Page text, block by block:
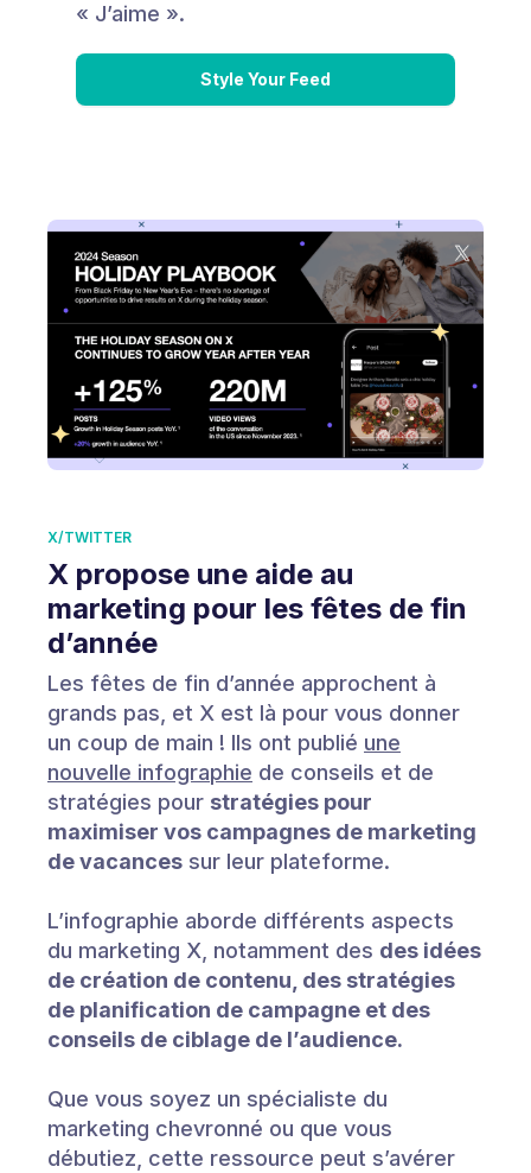
« J’aime ».
Style Your Feed
X/TWITTER
X propose une aide au
marketing pour les fêtes de fin
d’année
Les fêtes de fin d’année approchent à
grands pas, et X est là pour vous donner
un coup de main ! Ils ont publié une
nouvelle infographie de conseils et de
stratégies pour stratégies pour
maximiser vos campagnes de marketing
de vacances sur leur plateforme.
L’infographie aborde différents aspects
du marketing X, notamment des des idées
de création de contenu, des stratégies
de planification de campagne et des
conseils de ciblage de l’audience.
Que vous soyez un spécialiste du
marketing chevronné ou que vous
débutiez, cette ressource peut s’avérer